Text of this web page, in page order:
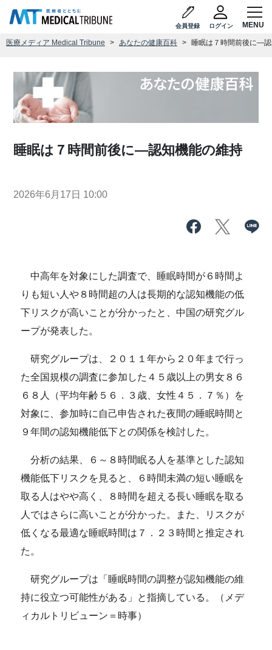
会員登録 ログイン
医療メディア Medical Tribune あなたの健康百科 睡眠は７時間前後に―
睡眠は７時間前後に―認知機能の維持
2026年6月17日 10:00
中高年を対象にした調査で、睡眠時間が６時間よ
りも短い人や８時間超の人は長期的な認知機能の低
下リスクが高いことが分かったと、中国の研究グル
ープが発表した。
研究グループは、２０１１年から２０年まで行っ
た全国規模の調査に参加した４５歳以上の男女８６
６８人（平均年齢５６．３歳、女性４５．７％）を
対象に、参加時に自己申告された夜間の睡眠時間と
９年間の認知機能低下との関係を検討した。
分析の結果、６～８時間眠る人を基準とした認知
機能低下リスクを見ると、６時間未満の短い睡眠を
取る人はやや高く、８時間を超える長い睡眠を取る
人ではさらに高いことが分かった。また、リスクが
低くなる最適な睡眠時間は７．２３時間と推定され
た。
研究グループは「睡眠時間の調整が認知機能の維
持に役立つ可能性がある」と指摘している。（メデ
ィカルトリビューン＝時事）